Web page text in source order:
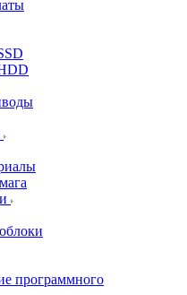
программного